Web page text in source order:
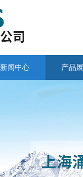
新闻中心 产品